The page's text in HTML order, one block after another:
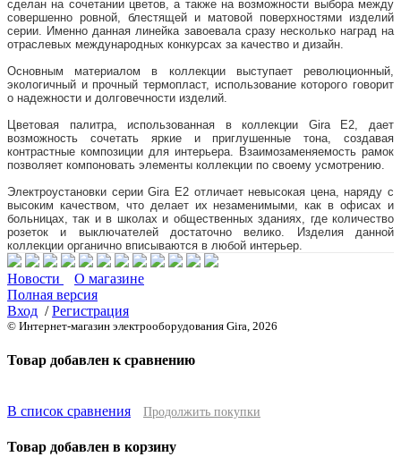
сделан на сочетании цветов, а также на возможности выбора между
совершенно ровной, блестящей и матовой поверхностями изделий
серии. Именно данная линейка завоевала сразу несколько наград на
отраслевых международных конкурсах за качество и дизайн.
Основным материалом в коллекции выступает революционный,
экологичный и прочный термопласт, использование которого говорит
о надежности и долговечности изделий.
Цветовая палитра, использованная в коллекции Gira E2, дает
возможность сочетать яркие и приглушенные тона, создавая
контрастные композиции для интерьера. Взаимозаменяемость рамок
позволяет компоновать элементы коллекции по своему усмотрению.
Электроустановки серии Gira Е2 отличает невысокая цена, наряду с
высоким качеством, что делает их незаменимыми, как в офисах и
больницах, так и в школах и общественных зданиях, где количество
розеток и выключателей достаточно велико. Изделия данной
коллекции органично вписываются в любой интерьер.
Новости
О магазине
Полная версия
Вход /Регистрация
© Интернет-магазин электрооборудования Gira, 2026
Товар добавлен к сравнению
В список сравнения Продолжить покупки
Товар добавлен в корзину